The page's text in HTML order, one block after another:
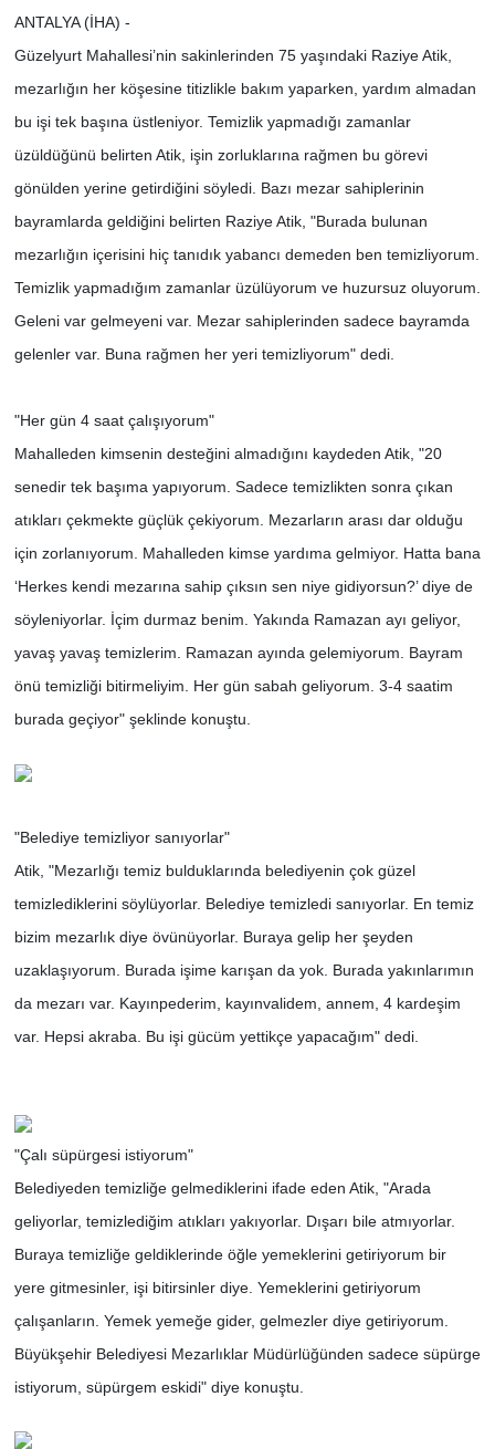
ANTALYA (İHA) -
Güzelyurt Mahallesi’nin sakinlerinden 75 yaşındaki Raziye Atik,
mezarlığın her köşesine titizlikle bakım yaparken, yardım almadan
bu işi tek başına üstleniyor. Temizlik yapmadığı zamanlar
üzüldüğünü belirten Atik, işin zorluklarına rağmen bu görevi
gönülden yerine getirdiğini söyledi. Bazı mezar sahiplerinin
bayramlarda geldiğini belirten Raziye Atik, "Burada bulunan
mezarlığın içerisini hiç tanıdık yabancı demeden ben temizliyorum.
Temizlik yapmadığım zamanlar üzülüyorum ve huzursuz oluyorum.
Geleni var gelmeyeni var. Mezar sahiplerinden sadece bayramda
gelenler var. Buna rağmen her yeri temizliyorum" dedi.
"Her gün 4 saat çalışıyorum"
Mahalleden kimsenin desteğini almadığını kaydeden Atik, "20
senedir tek başıma yapıyorum. Sadece temizlikten sonra çıkan
atıkları çekmekte güçlük çekiyorum. Mezarların arası dar olduğu
için zorlanıyorum. Mahalleden kimse yardıma gelmiyor. Hatta bana
‘Herkes kendi mezarına sahip çıksın sen niye gidiyorsun?’ diye de
söyleniyorlar. İçim durmaz benim. Yakında Ramazan ayı geliyor,
yavaş yavaş temizlerim. Ramazan ayında gelemiyorum. Bayram
önü temizliği bitirmeliyim. Her gün sabah geliyorum. 3-4 saatim
burada geçiyor" şeklinde konuştu.
"Belediye temizliyor sanıyorlar"
Atik, "Mezarlığı temiz bulduklarında belediyenin çok güzel
temizlediklerini söylüyorlar. Belediye temizledi sanıyorlar. En temiz
bizim mezarlık diye övünüyorlar. Buraya gelip her şeyden
uzaklaşıyorum. Burada işime karışan da yok. Burada yakınlarımın
da mezarı var. Kayınpederim, kayınvalidem, annem, 4 kardeşim
var. Hepsi akraba. Bu işi gücüm yettikçe yapacağım" dedi.
"Çalı süpürgesi istiyorum"
Belediyeden temizliğe gelmediklerini ifade eden Atik, "Arada
geliyorlar, temizlediğim atıkları yakıyorlar. Dışarı bile atmıyorlar.
Buraya temizliğe geldiklerinde öğle yemeklerini getiriyorum bir
yere gitmesinler, işi bitirsinler diye. Yemeklerini getiriyorum
çalışanların. Yemek yemeğe gider, gelmezler diye getiriyorum.
Büyükşehir Belediyesi Mezarlıklar Müdürlüğünden sadece süpürge
istiyorum, süpürgem eskidi" diye konuştu.